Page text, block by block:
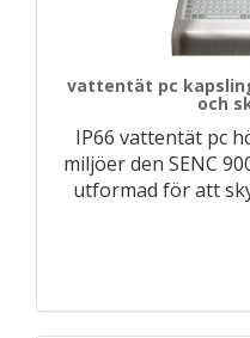
vattentät pc
och
IP66 vattentät pc
miljöer den SENC
utformad för att